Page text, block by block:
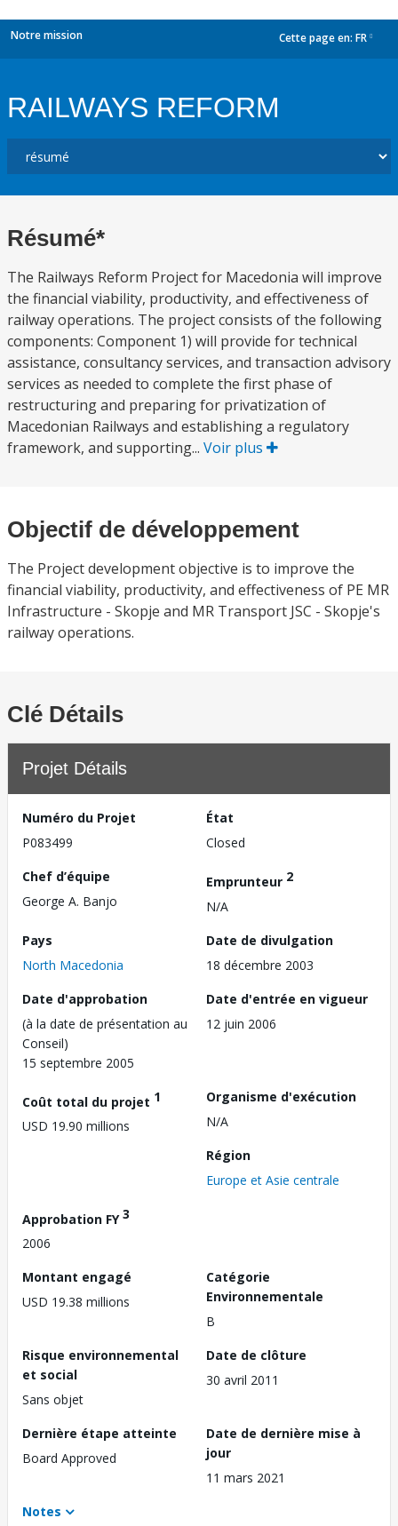
Notre mission Cette page en: FR
RAILWAYS REFORM
Résumé*
The Railways Reform Project for Macedonia will improve
the financial viability, productivity, and effectiveness of
railway operations. The project consists of the following
components: Component 1) will provide for technical
assistance, consultancy services, and transaction advisory
services as needed to complete the first phase of
restructuring and preparing for privatization of
Macedonian Railways and establishing a regulatory
framework, and supporting... Voir plus
Objectif de développement
The Project development objective is to improve the
financial viability, productivity, and effectiveness of PE MR
Infrastructure - Skopje and MR Transport JSC - Skopje's
railway operations.
Clé Détails
Projet Détails
Numéro du Projet
P083499
État
Closed
Chef d’équipe
George A. Banjo
Emprunteur 2
N/A
Pays
North Macedonia
Date de divulgation
18 décembre 2003
Date d'approbation
(à la date de présentation au
Conseil)
15 septembre 2005
Date d'entrée en vigueur
12 juin 2006
Coût total du projet 1
USD 19.90 millions
Organisme d'exécution
N/A
Région
Europe et Asie centrale
Approbation FY3
2006
Montant engagé
USD 19.38 millions
Catégorie
Environnementale
B
Risque environnemental
et social
Sans objet
Date de clôture
30 avril 2011
Dernière étape atteinte
Board Approved
Date de dernière mise à
jour
11 mars 2021
Notes